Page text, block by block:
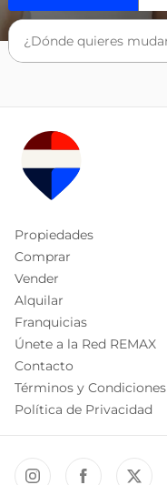
Propiedades
Comprar
Vender
Alquilar
Franquicias
Únete a la Red REMAX
Contacto
Términos y Condiciones
Política de Privacidad